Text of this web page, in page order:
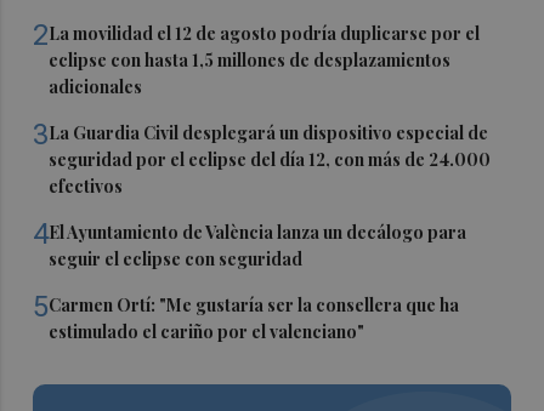
2La movilidad el 12 de agosto podría duplicarse por el
eclipse con hasta 1,5 millones de desplazamientos
adicionales
3La Guardia Civil desplegará un dispositivo especial de
seguridad por el eclipse del día 12, con más de 24.000
efectivos
4El Ayuntamiento de València lanza un decálogo para
seguir el eclipse con seguridad
5Carmen Ortí: "Me gustaría ser la consellera que ha
estimulado el cariño por el valenciano"